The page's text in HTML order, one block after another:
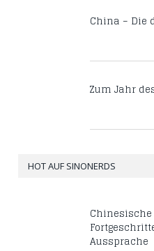
China – Die
Zum Jahr
HOT AUF SINONERDS
Aussprache